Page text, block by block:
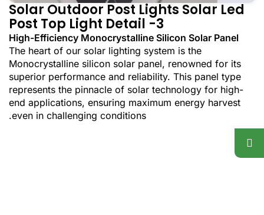
Solar Outdoor Post Lights ​Solar Led
Post Top Light Detail -3
High-Efficiency Monocrystalline Silicon Solar Panel
The heart of our solar lighting system is the
Monocrystalline silicon solar panel, renowned for its
superior performance and reliability. This panel type
represents the pinnacle of solar technology for high-
end applications, ensuring maximum energy harvest
even in challenging conditions.